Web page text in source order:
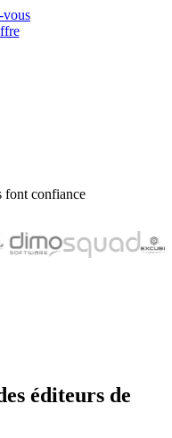
vous
font confiance
éditeurs de